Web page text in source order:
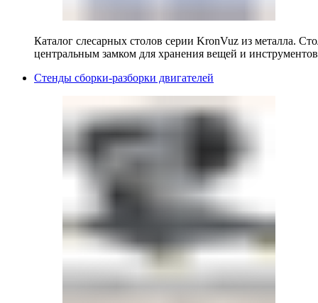
Каталог слесарных столов серии KronVuz из металла.
центральным замком для хранения вещей и
Стенды сборки-разборки двигателей